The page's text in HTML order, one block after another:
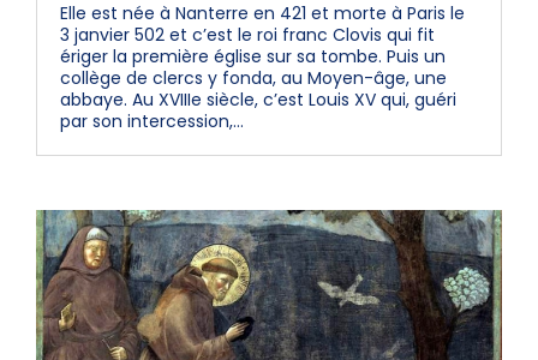
Elle est née à Nanterre en 421 et morte à Paris le
3 janvier 502 et c’est le roi franc Clovis qui fit
ériger la première église sur sa tombe. Puis un
collège de clercs y fonda, au Moyen-âge, une
abbaye. Au XVIIIe siècle, c’est Louis XV qui, guéri
par son intercession,...